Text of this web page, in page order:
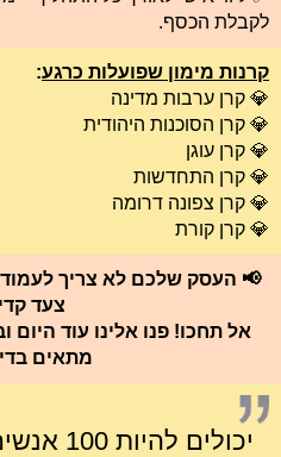
לקבלת הכסף.
קרנות מימון שפועלות כרגע:
💎 קרן ערבות מדינה
💎 קרן הסוכנות היהודית
💎 קרן עוגן
💎 קרן התחדשות
💎 קרן צפונה דרומה
💎 קרן קורת
📢 העסק שלכם לא צריך
צעד
אל תחכו! פנו אלינו עוד היום
מתאים